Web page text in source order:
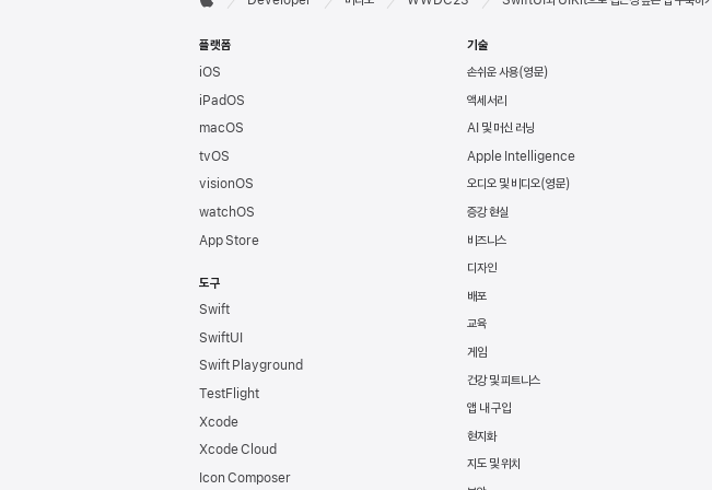
바닥글
플랫폼
iOS
iPadOS
macOS
tvOS
visionOS
watchOS
App Store
도구
Swift
SwiftUI
Swift Playground
TestFlight
Xcode
Xcode Cloud
Icon Composer
기술
손쉬운 사용
액세서리
AI 및 머신 러닝
Apple Intelligence
오디오 및 비디오
증강 현실
비즈니스
디자인
배포
교육
게임
건강 및 피트니스
앱 내 구입
현지화
지도 및 위치